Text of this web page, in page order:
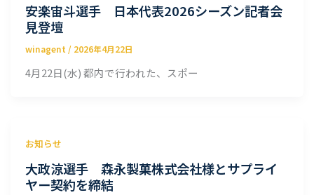
安楽宙斗選手 日本代表2026シーズン記者会
見登壇
winagent / 2026年4月22日
4月22日(水) 都内で行われた、スポー
お知らせ
大政涼選手 森永製菓株式会社様とサプライ
ヤー契約を締結